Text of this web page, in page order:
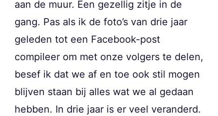
aan de muur. Een gezellig zitje in de
gang. Pas als ik de foto’s van drie jaar
geleden tot een Facebook-post
compileer om met onze volgers te delen,
besef ik dat we af en toe ook stil mogen
blijven staan bij alles wat we al gedaan
hebben. In drie jaar is er veel veranderd.